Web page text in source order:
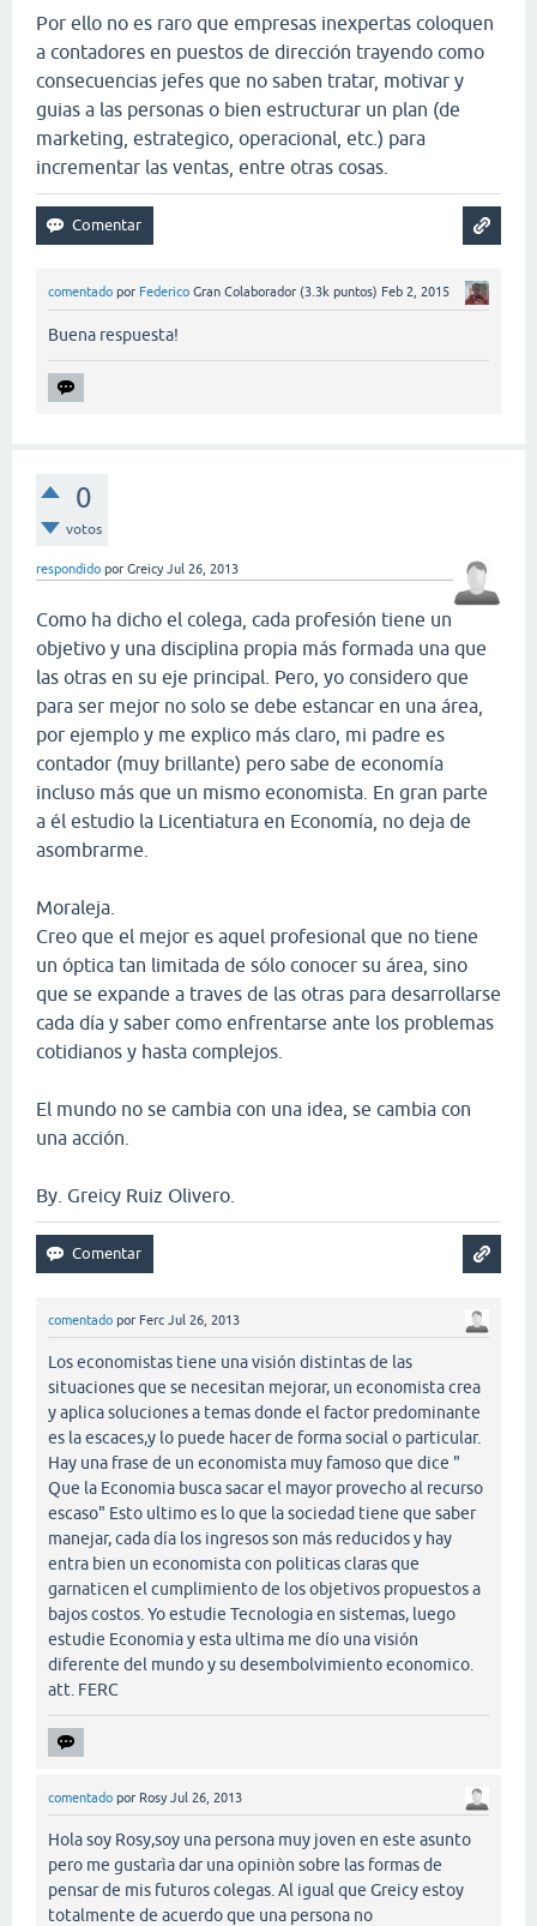
Por ello no es raro que empresas inexpertas coloquen
a contadores en puestos de dirección trayendo como
consecuencias jefes que no saben tratar, motivar y
guias a las personas o bien estructurar un plan (de
marketing, estrategico, operacional, etc.) para
incrementar las ventas, entre otras cosas.
comentado por Federico Gran Colaborador (3.3k puntos) Feb 2, 2015
Buena respuesta!
0
votos
respondido por Greicy Jul 26, 2013
Como ha dicho el colega, cada profesión tiene un
objetivo y una disciplina propia más formada una que
las otras en su eje principal. Pero, yo considero que
para ser mejor no solo se debe estancar en una área,
por ejemplo y me explico más claro, mi padre es
contador (muy brillante) pero sabe de economía
incluso más que un mismo economista. En gran parte
a él estudio la Licentiatura en Economía, no deja de
asombrarme.
Moraleja.
Creo que el mejor es aquel profesional que no tiene
un óptica tan limitada de sólo conocer su área, sino
que se expande a traves de las otras para desarrollarse
cada día y saber como enfrentarse ante los problemas
cotidianos y hasta complejos.
El mundo no se cambia con una idea, se cambia con
una acción.
By. Greicy Ruiz Olivero.
comentado por Ferc Jul 26, 2013
Los economistas tiene una visión distintas de las
situaciones que se necesitan mejorar, un economista crea
y aplica soluciones a temas donde el factor predominante
es la escaces,y lo puede hacer de forma social o particular.
Hay una frase de un economista muy famoso que dice "
Que la Economia busca sacar el mayor provecho al recurso
escaso" Esto ultimo es lo que la sociedad tiene que saber
manejar, cada día los ingresos son más reducidos y hay
entra bien un economista con politicas claras que
garnaticen el cumplimiento de los objetivos propuestos a
bajos costos. Yo estudie Tecnologia en sistemas, luego
estudie Economia y esta ultima me dío una visión
diferente del mundo y su desembolvimiento economico.
att. FERC
comentado por Rosy Jul 26, 2013
Hola soy Rosy,soy una persona muy joven en este asunto
pero me gustarìa dar una opiniòn sobre las formas de
pensar de mis futuros colegas. Al igual que Greicy estoy
totalmente de acuerdo que una persona no